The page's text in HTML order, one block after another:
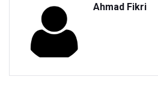
Ahmad Fikri